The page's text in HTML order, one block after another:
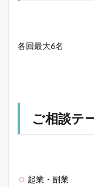
各回最大6名
ご相談テ
起業・副業